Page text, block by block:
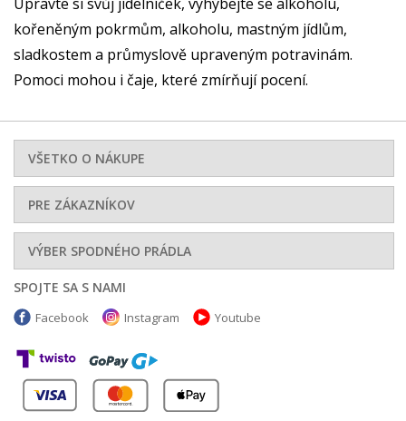
kořeněným pokrmům, alkoholu, mastným jídlům,
sladkostem a průmyslově upraveným potravinám.
Pomoci mohou i čaje, které zmírňují pocení.
VŠETKO O NÁKUPE
PRE ZÁKAZNÍKOV
VÝBER SPODNÉHO PRÁDLA
SPOJTE SA S NAMI
Facebook Instagram Youtube